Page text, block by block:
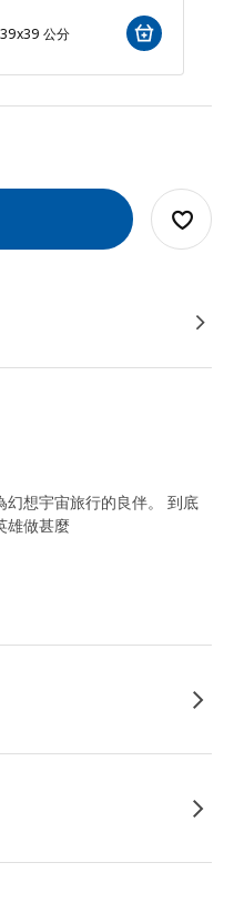
公分
想宇宙旅行的良伴。 到底
雄做甚麼